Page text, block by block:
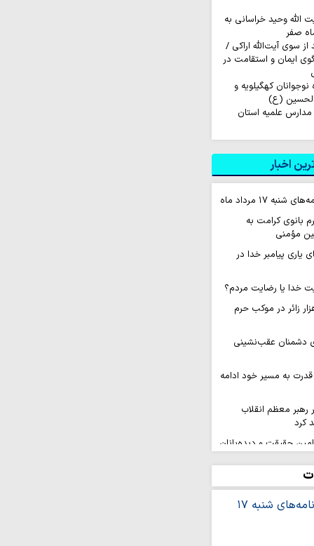
الله وحید خراسانی به
صفر
سوی آیت‌الله اراکی /
ایمان و استقامت در
۲۰۰ نفره نوجوانان کهگیلویه و
الحسین (ع)
علمیه استان
اخبار
۱۷ مرداد ماه
بانوی کرامت به
مؤمنی
یاری پیامبر خدا در
خدا یا رضایت مردم؟
روزانه ۱۰ هزار زائر در موکب حرم
دشمنان عقب‌نشینی
به مسیر خود ادامه
رهبر معظم انقلاب
کرد
امین حقیقت و دیده‌بانان
رنگ و بوی انقلابی
سرزمین‌های اشغالی
است